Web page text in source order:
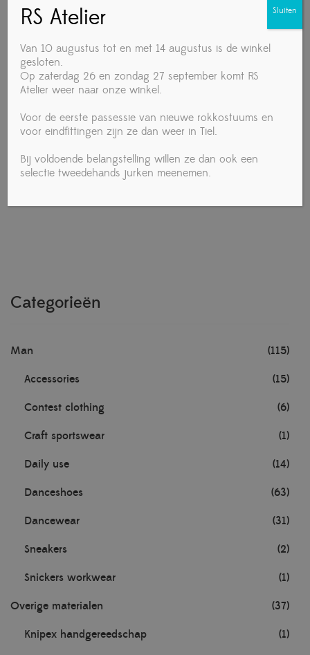
Ray Rose 410 Breeze Bruin leer/geperst fluweel oefen
dansschoenen
€150,00
Categorieën
Man (115)
Accessories (15)
Contest clothing (6)
Craft sportswear (1)
Daily use (14)
Danceshoes (63)
Dancewear (31)
Sneakers (2)
Snickers workwear (1)
Overige materialen (37)
Knipex handgereedschap (1)
RS Atelier
Van 10 augustus tot en met 14 augustus is de winkel
gesloten.
Op zaterdag 26 en zondag 27 september komt RS
Atelier weer naar onze winkel.
Voor de eerste passessie van nieuwe rokkostuums en
voor eindfittingen zijn ze dan weer in Tiel.
Bij voldoende belangstelling willen ze dan ook een
selectie tweedehands jurken meenemen.
Sluiten